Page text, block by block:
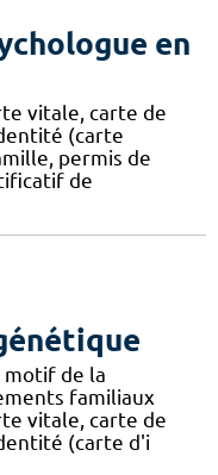
en
vitale, carte de
(carte
permis de
de
motif de la
familiaux
vitale, carte de
(carte d'i